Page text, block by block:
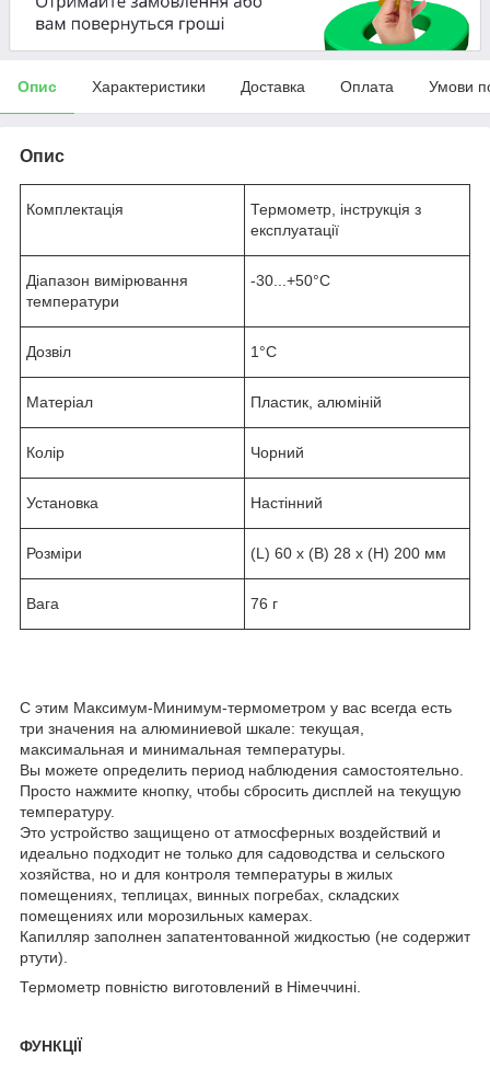
Опис Характеристики Доставка Оплата Умови
Опис
Комплектація
Термометр, інструкція з
експлуатації
Діапазон вимірювання
температури
-30...+50°C
Дозвіл 1°C
Матеріал Пластик, алюміній
Колір Чорний
Установка Настінний
Розміри (L) 60 x (B) 28 x (H) 200 мм
Вага 76 г
С этим Максимум-Минимум-термометром у вас всегда есть
три значения на алюминиевой шкале: текущая,
максимальная и минимальная температуры.
Вы можете определить период наблюдения самостоятельно.
Просто нажмите кнопку, чтобы сбросить дисплей на текущую
температуру.
Это устройство защищено от атмосферных воздействий и
идеально подходит не только для садоводства и сельского
хозяйства, но и для контроля температуры в жилых
помещениях, теплицах, винных погребах, складских
помещениях или морозильных камерах.
Капилляр заполнен запатентованной жидкостью (не содержит
ртути).
Термометр повністю виготовлений в Німеччині.
ФУНКЦІЇ